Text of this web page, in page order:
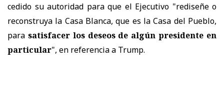
cedido su autoridad para que el Ejecutivo "rediseñe o
reconstruya la Casa Blanca, que es la Casa del Pueblo,
para satisfacer los deseos de algún presidente en
particular", en referencia a Trump.